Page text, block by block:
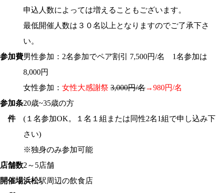
申込人数によっては増えることもございます。
最低開催人数は３０名以上となりますのでご了承下さ
い。
参加費男性参加：2名参加でペア割引 7,500円/名 1名参加は
8,000円
女性参加： 女性大感謝祭 3,000円/名→980円/名
参加条
件
20歳~35歳の方
(１名参加OK。１名１組または同性2名1組で申し込み下
さい)
※独身のみ参加可能
店舗数2～5店舗
開催場浜松駅周辺の飲食店